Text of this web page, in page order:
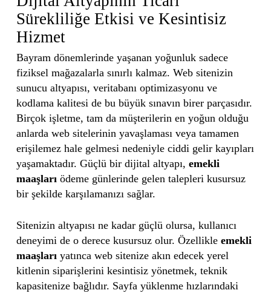
Sürekliliğe Etkisi ve Kesintisiz
Hizmet
Bayram dönemlerinde yaşanan yoğunluk sadece
fiziksel mağazalarla sınırlı kalmaz. Web sitenizin
sunucu altyapısı, veritabanı optimizasyonu ve
kodlama kalitesi de bu büyük sınavın birer parçasıdır.
Birçok işletme, tam da müşterilerin en yoğun olduğu
anlarda web sitelerinin yavaşlaması veya tamamen
erişilemez hale gelmesi nedeniyle ciddi gelir kayıpları
yaşamaktadır. Güçlü bir dijital altyapı, emekli
maaşlarıödeme günlerinde gelen talepleri kusursuz
bir şekilde karşılamanızı sağlar.
Sitenizin altyapısı ne kadar güçlü olursa, kullanıcı
deneyimi de o derece kusursuz olur. Özellikle emekli
maaşlarıyatınca web sitenize akın edecek yerel
kitlenin siparişlerini kesintisiz yönetmek, teknik
kapasitenize bağlıdır. Sayfa yüklenme hızlarındaki